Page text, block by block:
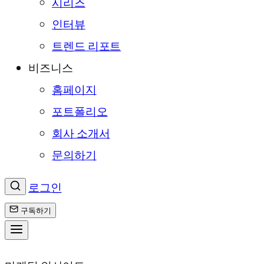
인터뷰
트렌드 리포트
비즈니스
홈페이지
포트폴리오
회사 소개서
문의하기
로그인
구독하기